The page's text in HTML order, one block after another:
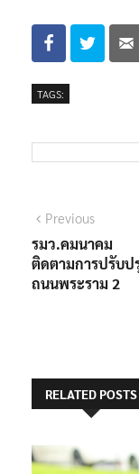
TAGS:
Previous
รมว.คมนาคม
ติดตามการปรับป
ถนนพระราม 2
RELATED POSTS